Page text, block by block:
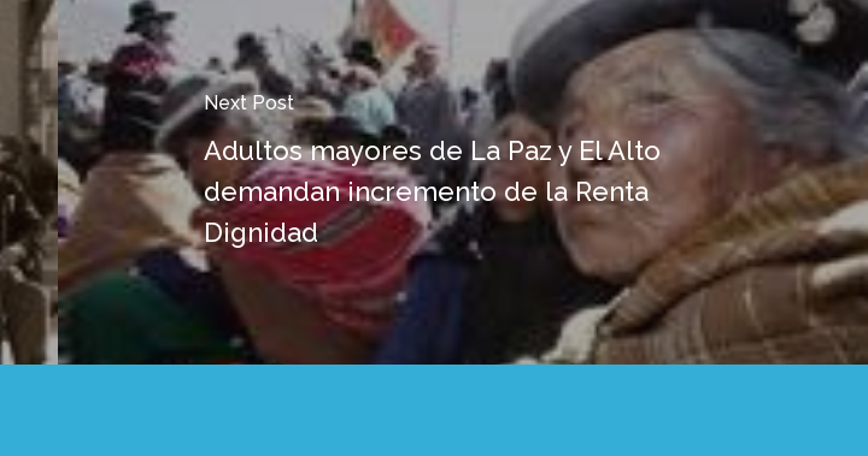
Next Post
Adultos mayores de La Paz y El Alto
demandan incremento de la Renta
Dignidad